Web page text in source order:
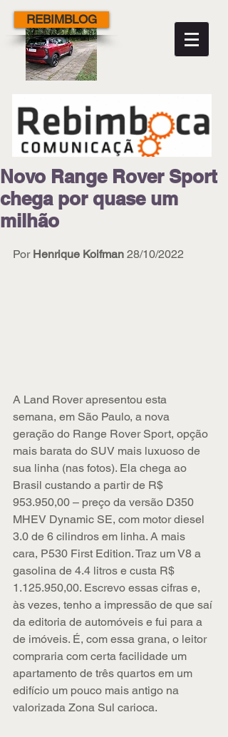
REBIMBLOG
Novo Range Rover Sport
chega por quase um
milhão
Por Henrique Koifman 28/10/2022
A Land Rover apresentou esta
semana, em São Paulo, a nova
geração do Range Rover Sport, opção
mais barata do SUV mais luxuoso de
sua linha (nas fotos). Ela chega ao
Brasil custando a partir de R$
953.950,00 – preço da versão D350
MHEV Dynamic SE, com motor diesel
3.0 de 6 cilindros em linha. A mais
cara, P530 First Edition. Traz um V8 a
gasolina de 4.4 litros e custa R$
1.125.950,00. Escrevo essas cifras e,
às vezes, tenho a impressão de que saí
da editoria de automóveis e fui para a
de imóveis. É, com essa grana, o leitor
compraria com certa facilidade um
apartamento de três quartos em um
edifício um pouco mais antigo na
valorizada Zona Sul carioca.